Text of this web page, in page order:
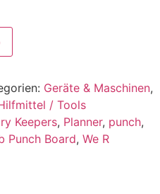
Geräte & Maschinen,
/ Tools
Keepers, Planner, punch,
Punch Board, We R